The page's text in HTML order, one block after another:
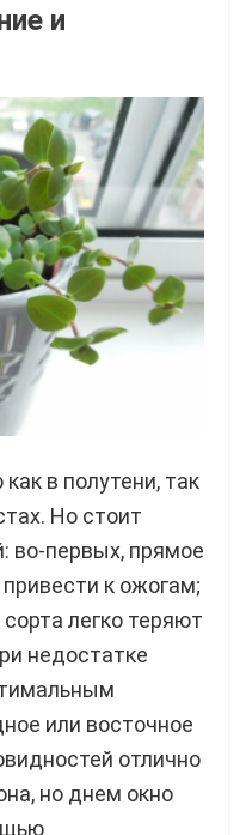
и
в полутени, так
Но стоит
во-первых, прямое
к ожогам;
легко теряют
недостатке
или восточное
отлично
но днем окно